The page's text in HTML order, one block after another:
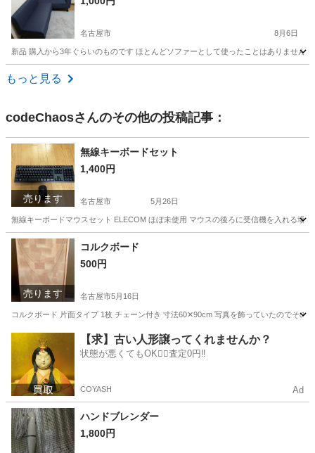
名古屋市 8月6日
新品 購入から3年ぐらいのものです ほとんどソファーとして使ったことはありません
愛知 名古屋市
もっと見る
codeChaosさんのその他の投稿記事：
売ります
無線キーボードセット
1,400円
名古屋市 5月26日
無線キーボードマウスセット ELECOM ほぼ未使用 マウスの後ろに受信機を入れる場
愛知 名古屋市 パソコン
売ります
コルクボード
500円
名古屋市5月16日
コルクボード 片面タイプ 1枚 チェーン付き 寸法60✕90cm 写真を飾っていたのでそ
生活雑貨 コルクボード
【求】古い人形譲ってくれませんか？
状態が悪くてもOK🙆‍♀️査定0円‼️
COYASH Ad
ハンドブレンダー
1,800円